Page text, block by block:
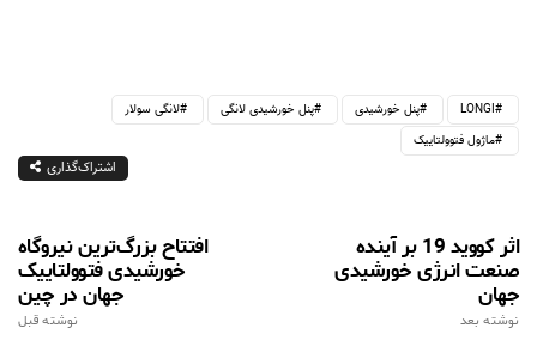
LONGI پنل خورشیدی پنل خورشیدی لانگی
لانگی سولار
ماژول فتوولتاییک
اشتراک‌گذاری
افتتاح بزرگ‌ترین نیروگاه
خورشیدی فتوولتاییک
جهان در چین
نوشته قبل
اثر کووید 19 بر آینده
صنعت انرژی خورشیدی
جهان
نوشته بعد